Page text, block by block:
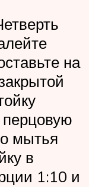
на
мытья
в
1:10 и